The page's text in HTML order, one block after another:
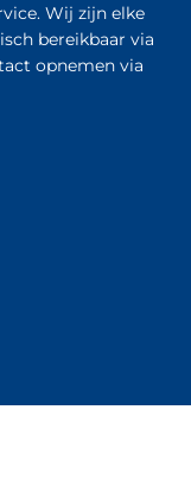
Wij zijn elke
bereikbaar via
opnemen via